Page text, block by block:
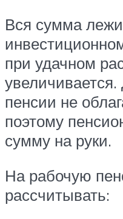
Вся сумма
при удачном
пенсии не
поэтому
сумму на руки.
На рабочую
рассчитывать: